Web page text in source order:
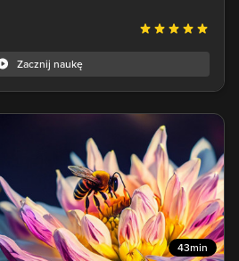
Zacznij naukę
43min